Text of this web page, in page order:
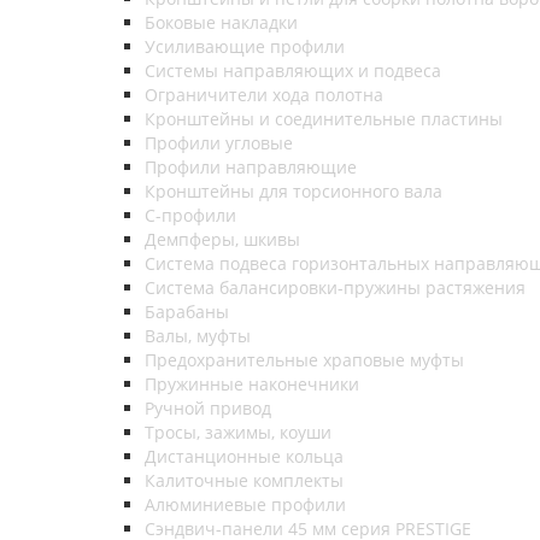
Боковые накладки
Усиливающие профили
Системы направляющих и подвеса
Ограничители хода полотна
Кронштейны и соединительные пластины
Профили угловые
Профили направляющие
Кронштейны для торсионного вала
С-профили
Демпферы, шкивы
Система подвеса горизонтальных
Система балансировки-пружины растяжения
Барабаны
Валы, муфты
Предохранительные храповые муфты
Пружинные наконечники
Ручной привод
Тросы, зажимы, коуши
Дистанционные кольца
Калиточные комплекты
Алюминиевые профили
Сэндвич-панели 45 мм серия PRESTIGE